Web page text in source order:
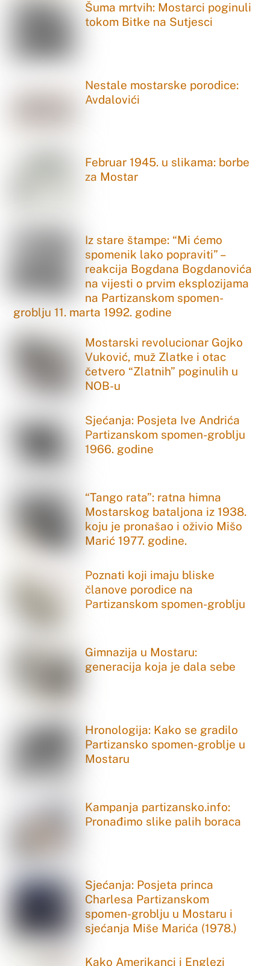
Šuma mrtvih: Mostarci poginuli
tokom Bitke na Sutjesci
Nestale mostarske porodice:
Avdalovići
Februar 1945. u slikama: borbe
za Mostar
Iz stare štampe: “Mi ćemo
spomenik lako popraviti” –
reakcija Bogdana Bogdanovića
na vijesti o prvim eksplozijama
na Partizanskom spomen-
groblju 11. marta 1992. godine
Mostarski revolucionar Gojko
Vuković, muž Zlatke i otac
četvero “Zlatnih” poginulih u
NOB-u
Sjećanja: Posjeta Ive Andrića
Partizanskom spomen-groblju
1966. godine
“Tango rata”: ratna himna
Mostarskog bataljona iz 1938.
koju je pronašao i oživio Mišo
Marić 1977. godine.
Poznati koji imaju bliske
članove porodice na
Partizanskom spomen-groblju
Gimnazija u Mostaru:
generacija koja je dala sebe
Hronologija: Kako se gradilo
Partizansko spomen-groblje u
Mostaru
Kampanja partizansko.info:
Pronađimo slike palih boraca
Sjećanja: Posjeta princa
Charlesa Partizanskom
spomen-groblju u Mostaru i
sjećanja Miše Marića (1978.)
Kako Amerikanci i Englezi